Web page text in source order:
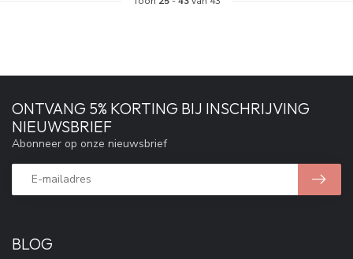
BLOG
ONTVANG 5% KORTING BIJ INSCHRIJVING
NIEUWSBRIEF
Abonneer op onze nieuwsbrief